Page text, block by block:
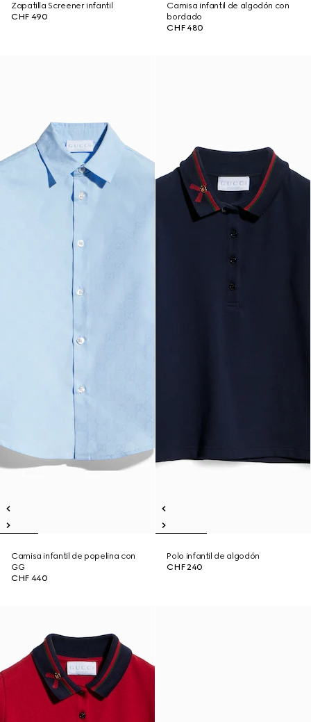
Zapatilla Screener infantil
CHF 490
Camisa infantil de algodón con
bordado
CHF 480
Camisa infantil de popelina con
GG
CHF 440
Polo infantil de algodón
CHF 240